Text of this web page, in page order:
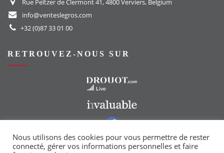
Rue Peltzer de Clermont 41, 4800 Verviers, Belgium
info@venteslegros.com
+32 (0)87 33 01 00
RETROUVEZ-NOUS SUR
Vers notre groupe Facebook
Nous utilisons des cookies pour vous permettre de rester
connecté, gérer vos informations personnelles et faire